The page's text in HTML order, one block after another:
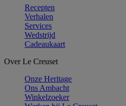
Recepten
Verhalen
Services
Wedstrijd
Cadeaukaart
Over Le Creuset
Onze Heritage
Ons Ambacht
Winkelzoeker